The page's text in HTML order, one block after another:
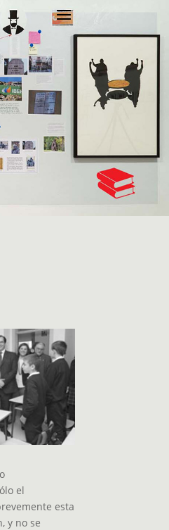
el
esta
y no se